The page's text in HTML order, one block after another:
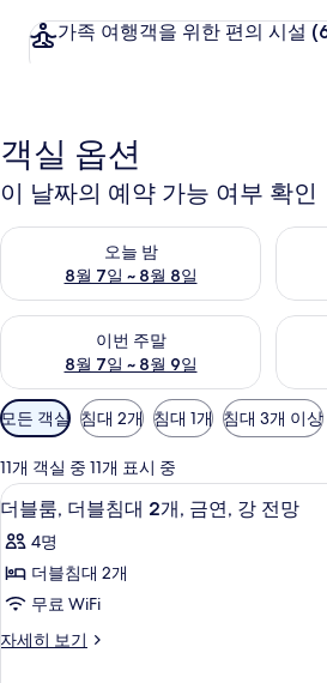
가족 여행객을 위한 편의 시설
객실 옵션
이 날짜의 예약 가능 여부 확인
오늘 밤
8월 7일 ~ 8월 8일
오늘 밤 예약 가능 여부 확인, 8월 7일 ~
내일
이번 주말
8월 7일 ~ 8월 9일
이번 주말 예약 가능 여부 확인, 8월 7일
다음
객
실
에
사
용
가
능
한
터
모든 객실 침대 2개 침대 1개 침대 3개 이상
11개 객실 중 11개 표시 중
더
블
룸,
더
침
고급
9
더블룸, 더블침대 2개, 금연, 강 전망
4명
더블침대 2개
무료 WiFi
자세히 보기
더